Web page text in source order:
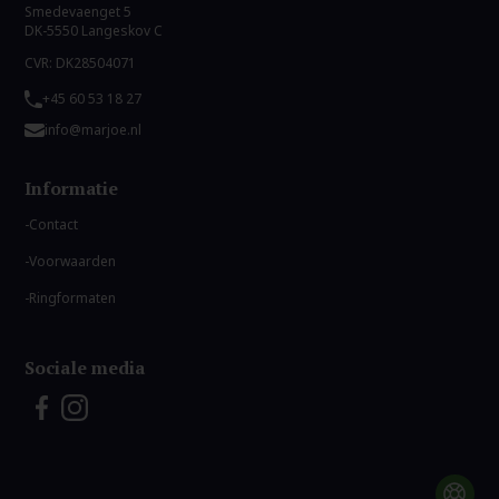
Smedevaenget 5
DK-5550 Langeskov C
CVR: DK28504071
+45 60 53 18 27
info@marjoe.nl
Informatie
Contact
Voorwaarden
Ringformaten
Sociale media